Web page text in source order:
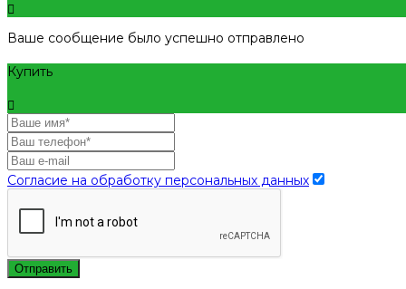
Ваше сообщение было успешно отправлено
Купить
Согласие на обработку персональных данных
Отправить